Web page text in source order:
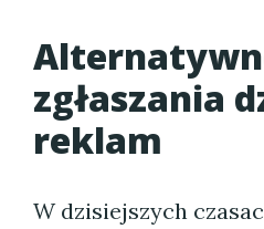
zgłaszania
reklam
W dzisiejszych